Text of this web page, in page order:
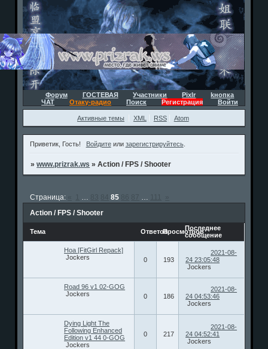
Форум ГОСТЕВАЯ Участники Pixlr
kнопка
ЧАТ
Отаку-радио Поиск Регистрация Войти
Активные темы XML RSS Atom
Приветик, Гость! Войдитеили зарегистрируйтесь.
»www.prizrak.ws »Action / FPS / Shooter
Action / FPS / Shooter
Страница: … 85 …
Тема ОтветовПросмотров
Последнее
сообщение
Hoa [FitGirl Repack]
Jockers
0 193
2021-08-
24 23:05:48
Jockers
Road 96 v1 02-GOG
Jockers
0 186
2021-08-
24 04:53:46
Jockers
Dying Light The
Following Enhanced
Edition v1 44 0-GOG
Jockers
0 217
2021-08-
24 04:52:41
Jockers